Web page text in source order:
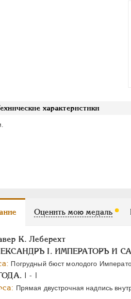
характеристики
Оценить мою медаль
К. Леберехт
I. ИМПЕРАТОРЪ И
Погрудный бюст молодого
| - |
Прямая двустрочная надпись